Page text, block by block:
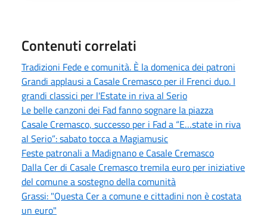
Contenuti correlati
Tradizioni Fede e comunità. È la domenica dei patroni
Grandi applausi a Casale Cremasco per il Frenci duo. I
grandi classici per l'Estate in riva al Serio
Le belle canzoni dei Fad fanno sognare la piazza
Casale Cremasco, successo per i Fad a “E…state in riva
al Serio”: sabato tocca a Magiamusic
Feste patronali a Madignano e Casale Cremasco
Dalla Cer di Casale Cremasco tremila euro per iniziative
del comune a sostegno della comunità
Grassi: "Questa Cer a comune e cittadini non è costata
un euro"